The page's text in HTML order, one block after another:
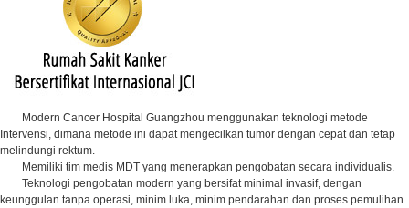
Modern Cancer Hospital Guangzhou menggunakan teknologi metode
Intervensi, dimana metode ini dapat mengecilkan tumor dengan cepat dan tetap
melindungi rektum.
Memiliki tim medis MDT yang menerapkan pengobatan secara individualis.
Teknologi pengobatan modern yang bersifat minimal invasif, dengan
keunggulan tanpa operasi, minim luka, minim pendarahan dan proses pemulihan